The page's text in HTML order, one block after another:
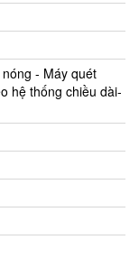
- Máy quét
hệ thống chiều dài-